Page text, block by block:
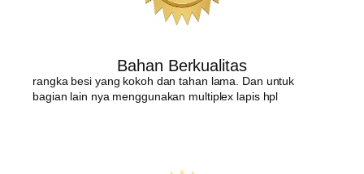
Bahan Berkualitas
rangka besi yang kokoh dan tahan lama. Dan untuk
bagian lain nya menggunakan multiplex lapis hpl